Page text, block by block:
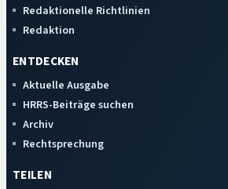
Redaktionelle Richtlinien
Redaktion
ENTDECKEN
Aktuelle Ausgabe
HRRS-Beiträge suchen
Archiv
Rechtsprechung
TEILEN